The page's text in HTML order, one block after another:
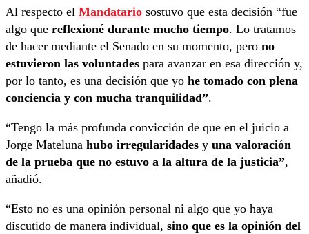
Al respecto el Mandatario sostuvo que esta decisión “fue
algo que reflexioné durante mucho tiempo. Lo tratamos
de hacer mediante el Senado en su momento, pero no
estuvieron las voluntades para avanzar en esa dirección y,
por lo tanto, es una decisión que yo he tomado con plena
conciencia y con mucha tranquilidad”.
“Tengo la más profunda convicción de que en el juicio a
Jorge Mateluna hubo irregularidades y una valoración
de la prueba que no estuvo a la altura de la justicia”,
añadió.
“Esto no es una opinión personal ni algo que yo haya
discutido de manera individual, sino que es la opinión del